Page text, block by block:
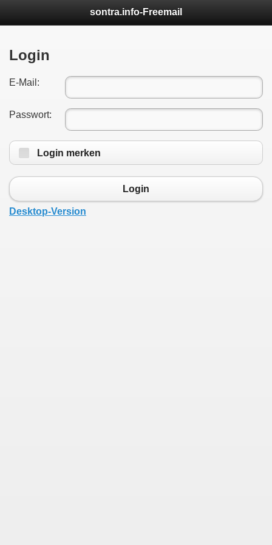
sontra.info-Freemail
Login
E-Mail:
Passwort:
Login merken
Login
Desktop-Version